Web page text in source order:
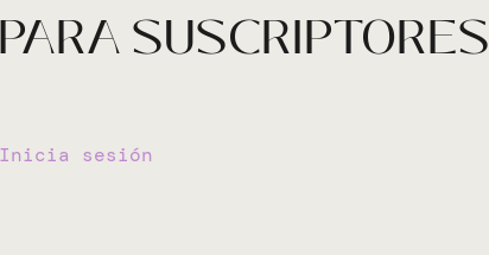
SUSCRIPTORES
Inicia sesión